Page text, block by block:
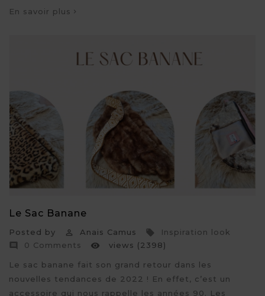
En savoir plus
Le Sac Banane
Posted by  Anais Camus 
Inspiration look

0 Comments  views (2398)
Le sac banane fait son grand retour dans les
nouvelles tendances de 2022 ! En effet, c’est un
accessoire qui nous rappelle les années 90. Les